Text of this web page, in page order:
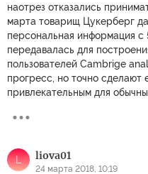
наотрез отказались
марта товарищ Цукерберг
персональная информация с
передавалась для
пользователей Cambrige
прогресс, но точно сделают
привлекательным для
L liova01
24 марта 2018, 10:19